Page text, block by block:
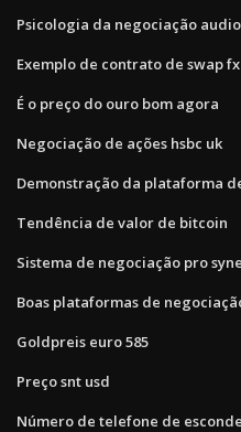
Psicologia da negociação
Exemplo de contrato de swap fx
É o preço do ouro bom agora
Negociação de ações hsbc uk
Demonstração da plataforma
Tendência de valor de bitcoin
Sistema de negociação pro
Boas plataformas de
Goldpreis euro 585
Preço snt usd
Número de telefone de